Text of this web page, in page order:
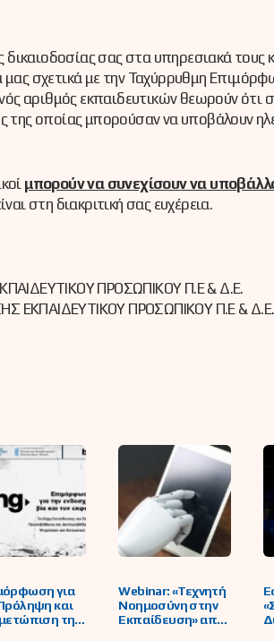
δικαιοδοσίας σας στα υπηρεσιακά
σχετικά με την Ταχύρρυθμη
αριθμός εκπαιδευτικών θεωρούν ότι
οποίας μπορούσαν να υποβάλουν
μπορούν να συνεχίσουν να
στη διακριτική σας ευχέρεια.
ΠΡΟΣΩΠΙΚΟΥ Π.Ε & Δ.Ε.
ΕΚΠΑΙΔΕΥΤΙΚΟΥ ΠΡΟΣΩΠΙΚΟΥ Π.Ε & Δ.Ε.
για
και
της
Webinar: «Τεχνητή
Νοημοσύνη στην
Εκπαίδευση» από